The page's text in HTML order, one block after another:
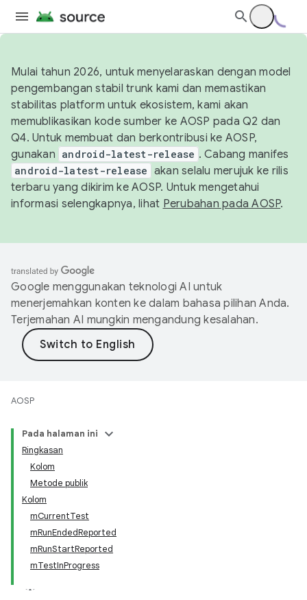
Mulai tahun 2026, untuk menyelaraskan dengan model
pengembangan stabil trunk kami dan memastikan
stabilitas platform untuk ekosistem, kami akan
memublikasikan kode sumber ke AOSP pada Q2 dan
Q4. Untuk membuat dan berkontribusi ke AOSP,
gunakan android-latest-release . Cabang manifes
android-latest-release akan selalu merujuk ke rilis
terbaru yang dikirim ke AOSP. Untuk mengetahui
informasi selengkapnya, lihat Perubahan pada AOSP.
Google menggunakan teknologi AI untuk
menerjemahkan konten ke dalam bahasa pilihan Anda.
Terjemahan AI mungkin mengandung kesalahan.
AOSP
Pada halaman ini
Ringkasan
Kolom
Metode publik
Kolom
mCurrentTest
mRunEndedReported
mRunStartReported
mTestInProgress